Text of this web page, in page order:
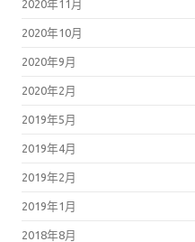
2020年11月
2020年10月
2020年9月
2020年2月
2019年5月
2019年4月
2019年2月
2019年1月
2018年8月